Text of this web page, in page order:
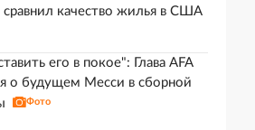
сравнил качество жилья в США
его в покое": Глава AFA
о будущем Месси в сборной
Фото